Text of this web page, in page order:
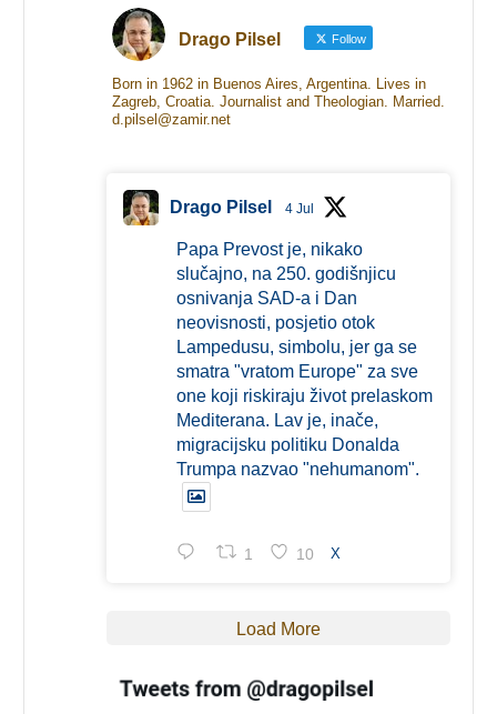
Drago Pilsel Follow
Born in 1962 in Buenos Aires, Argentina. Lives in
Zagreb, Croatia. Journalist and Theologian. Married.
d.pilsel@zamir.net
Drago Pilsel 4 Jul
Papa Prevost je, nikako
slučajno, na 250. godišnjicu
osnivanja SAD-a i Dan
neovisnosti, posjetio otok
Lampedusu, simbolu, jer ga se
smatra "vratom Europe" za sve
one koji riskiraju život prelaskom
Mediterana. Lav je, inače,
migracijsku politiku Donalda
Trumpa nazvao "nehumanom".
1 10 X
Load More